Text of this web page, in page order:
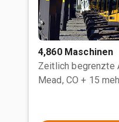
4,860 Maschinen
Zeitlich begrenzte
Mead, CO + 15